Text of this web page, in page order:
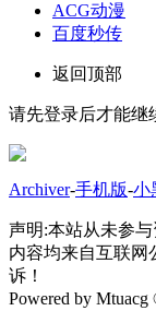
ACG动漫
百度秒传
返回顶部
请先登录后才能继
Archiver-手机版-小
声明:本站从未参
内容均来自互联网
诉！
Powered by Mtuacg